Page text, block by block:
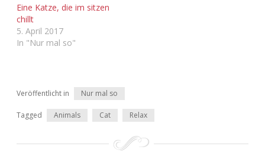
Adventskalender 2020
Adventskalender 2023
Adventskalender 2024
Eine Katze, die im sitzen
chillt
5. April 2017
In "Nur mal so"
Veröffentlicht in Nur mal so
Tagged Animals Cat Relax